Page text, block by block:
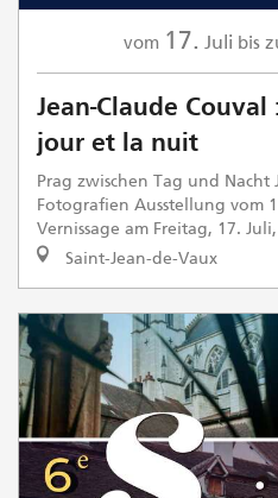
vom 17. Juli bis
Jean-Claude
jour et la nuit
Prag zwischen Tag und Nacht
Fotografien Ausstellung vom
Vernissage am Freitag, 17.
Saint-Jean-de-Vaux